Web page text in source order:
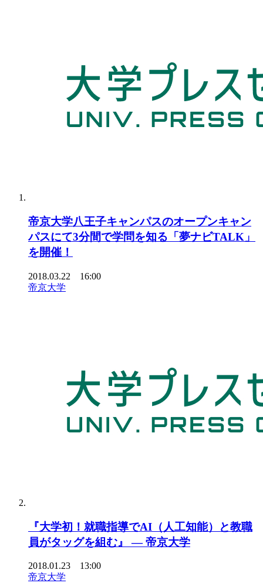
帝京大学八王子キャンパスのオープンキャン
パスにて3分間で学問を知る「夢ナビTALK」
を開催！
2018.03.22 16:00
帝京大学
『大学初！就職指導でAI（人工知能）と教職
員がタッグを組む』 — 帝京大学
2018.01.23 13:00
帝京大学